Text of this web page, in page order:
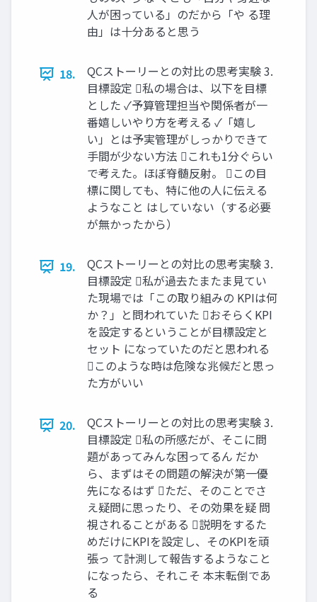
人が困っている」のだから「や る理
由」は十分あると思う
18.
QCストーリーとの対比の思考実験 3.
目標設定 私の場合は、以下を目標
とした ✓予算管理担当や関係者が一
番嬉しいやり方を考える ✓「嬉し
い」とは予実管理がしっかりできて
手間が少ない方法 これも1分ぐらい
で考えた。ほぼ脊髄反射。 この目
標に関しても、特に他の人に伝える
ようなこと はしていない（する必要
が無かったから）
19.
QCストーリーとの対比の思考実験 3.
目標設定 私が過去たまたま見てい
た現場では「この取り組みの KPIは何
か？」と問われていた おそらくKPI
を設定するということが目標設定と
セット になっていたのだと思われる
このような時は危険な兆候だと思っ
た方がいい
20.
QCストーリーとの対比の思考実験 3.
目標設定 私の所感だが、そこに問
題があってみんな困ってるん だか
ら、まずはその問題の解決が第一優
先になるはず ただ、そのことでさ
え疑問に思ったり、その効果を疑 問
視されることがある 説明をするた
めだけにKPIを設定し、そのKPIを頑
張っ て計測して報告するようなこと
になったら、それこそ 本末転倒であ
る